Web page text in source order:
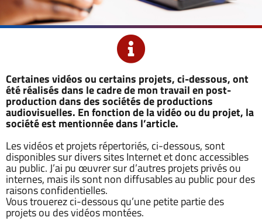
Certaines vidéos ou certains projets, ci-dessous, ont
été réalisés dans le cadre de mon travail en post-
production dans des sociétés de productions
audiovisuelles. En fonction de la vidéo ou du projet, la
société est mentionnée dans l’article.
Les vidéos et projets répertoriés, ci-dessous, sont
disponibles sur divers sites Internet et donc accessibles
au public. J’ai pu œuvrer sur d’autres projets privés ou
internes, mais ils sont non diffusables au public pour des
raisons confidentielles.
Vous trouerez ci-dessous qu’une petite partie des
projets ou des vidéos montées.